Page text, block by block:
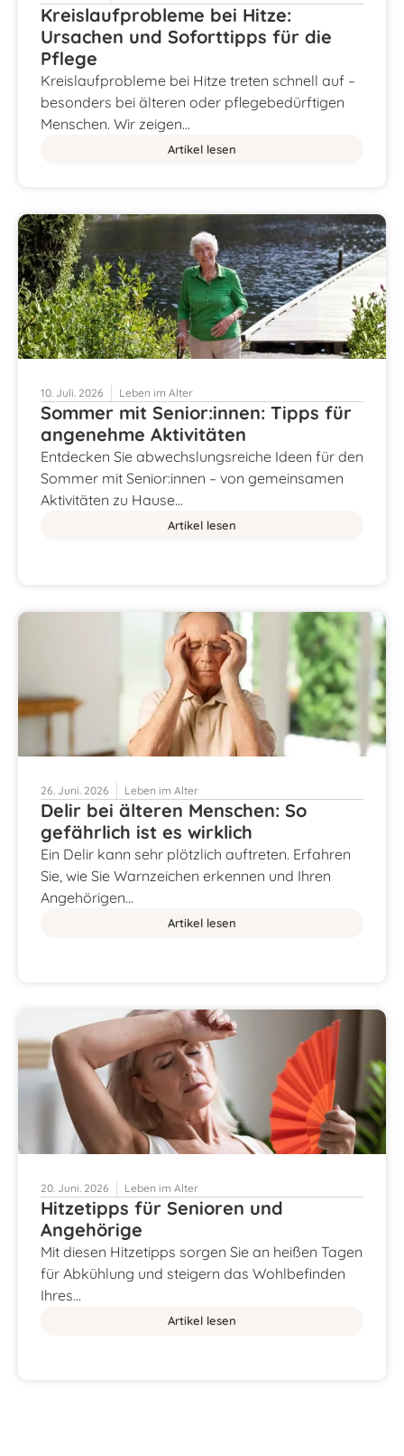
Kreislaufprobleme bei Hitze:
Ursachen und Soforttipps für die
Pflege
Kreislaufprobleme bei Hitze treten schnell auf –
besonders bei älteren oder pflegebedürftigen
Menschen. Wir zeigen…
Artikel lesen
10. Juli. 2026 Leben im Alter
Sommer mit Senior:innen: Tipps für
angenehme Aktivitäten
Entdecken Sie abwechslungsreiche Ideen für den
Sommer mit Senior:innen – von gemeinsamen
Aktivitäten zu Hause…
Artikel lesen
26. Juni. 2026 Leben im Alter
Delir bei älteren Menschen: So
gefährlich ist es wirklich
Ein Delir kann sehr plötzlich auftreten. Erfahren
Sie, wie Sie Warnzeichen erkennen und Ihren
Angehörigen…
Artikel lesen
20. Juni. 2026 Leben im Alter
Hitzetipps für Senioren und
Angehörige
Mit diesen Hitzetipps sorgen Sie an heißen Tagen
für Abkühlung und steigern das Wohlbefinden
Ihres…
Artikel lesen